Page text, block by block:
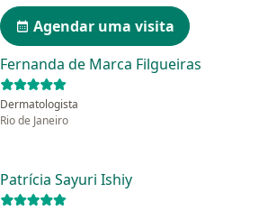
Agendar uma visita
Fernanda de Marca Filgueiras
Dermatologista
Rio de Janeiro
Patrícia Sayuri Ishiy